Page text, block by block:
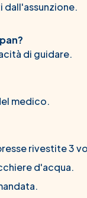
dall'assunzione.
di guidare.
medico.
rivestite 3
d'acqua.